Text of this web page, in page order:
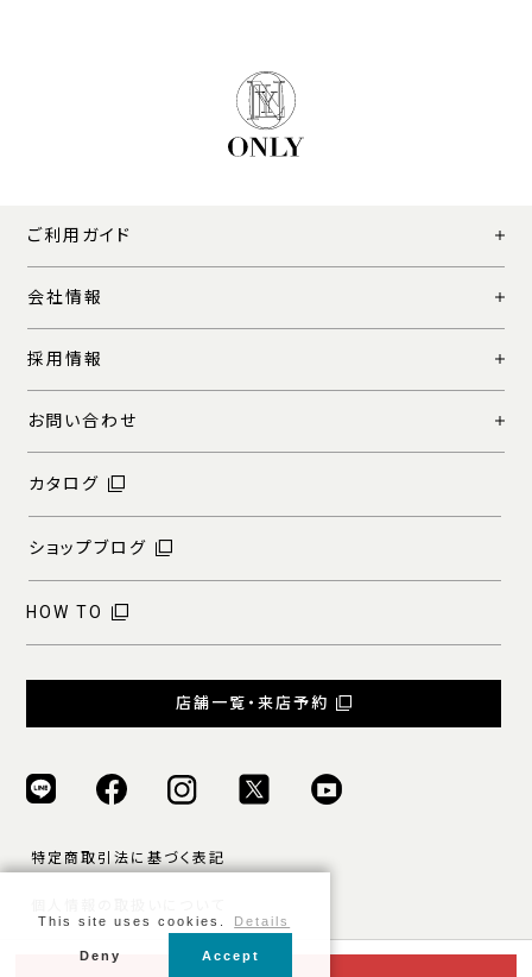
ご利用ガイド
会社情報
採用情報
お問い合わせ
カタログ
ショップブログ
HOW TO
店舗一覧・来店予約
特定商取引法に基づく表記
ご利用規約
This site uses cookies. Details
Deny Accept